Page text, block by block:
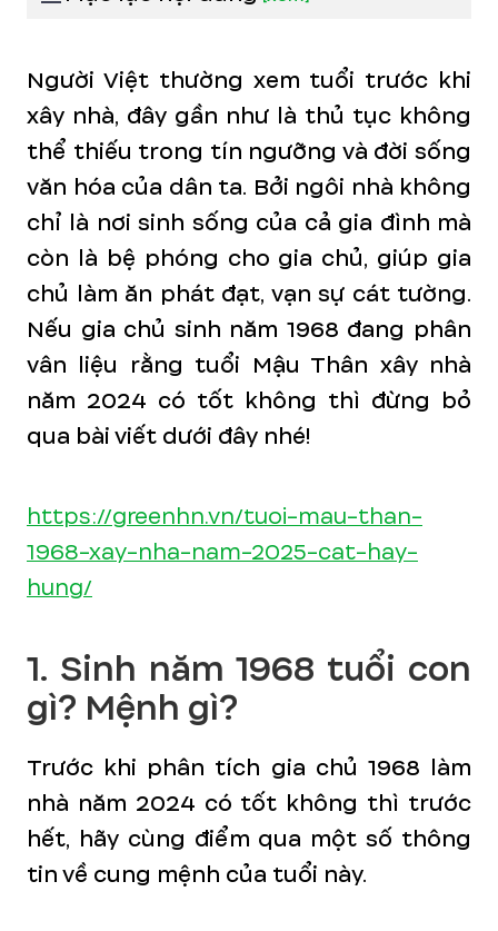
Người Việt thường xem tuổi trước khi
xây nhà, đây gần như là thủ tục không
thể thiếu trong tín ngưỡng và đời sống
văn hóa của dân ta. Bởi ngôi nhà không
chỉ là nơi sinh sống của cả gia đình mà
còn là bệ phóng cho gia chủ, giúp gia
chủ làm ăn phát đạt, vạn sự cát tường.
Nếu gia chủ sinh năm 1968 đang phân
vân liệu rằng tuổi Mậu Thân xây nhà
năm 2024 có tốt không thì đừng bỏ
qua bài viết dưới đây nhé!
https://greenhn.vn/tuoi-mau-than-
1968-xay-nha-nam-2025-cat-hay-
hung/
1. Sinh năm 1968 tuổi con
gì? Mệnh gì?
Trước khi phân tích gia chủ 1968 làm
nhà năm 2024 có tốt không thì trước
hết, hãy cùng điểm qua một số thông
tin về cung mệnh của tuổi này.